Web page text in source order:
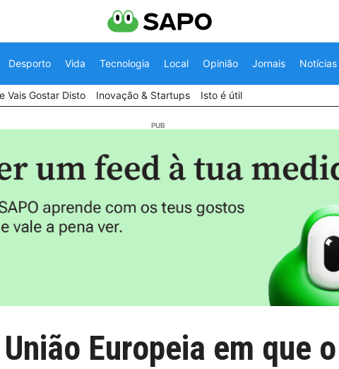
Desporto Vida Tecnologia Local Opinião Jornais Notícias
Vais Gostar Disto Inovação & Startups Isto é útil
Europeia em que